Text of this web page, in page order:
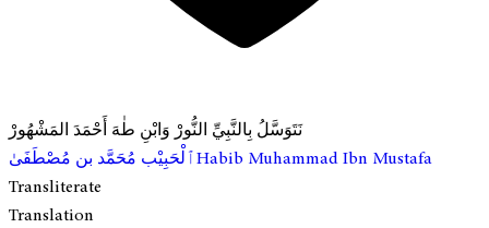
نَتَوَسَّلُ بِالنَّبِيِّ النُّورْ وَابْنِ طٰهَ أَحْمَدَ المَشْهُورْ
ٱلْحَبِيْب مُحَمَّد بن مُصْطَفَىٰHabib Muhammad Ibn Mustafa
Transliterate
Translation